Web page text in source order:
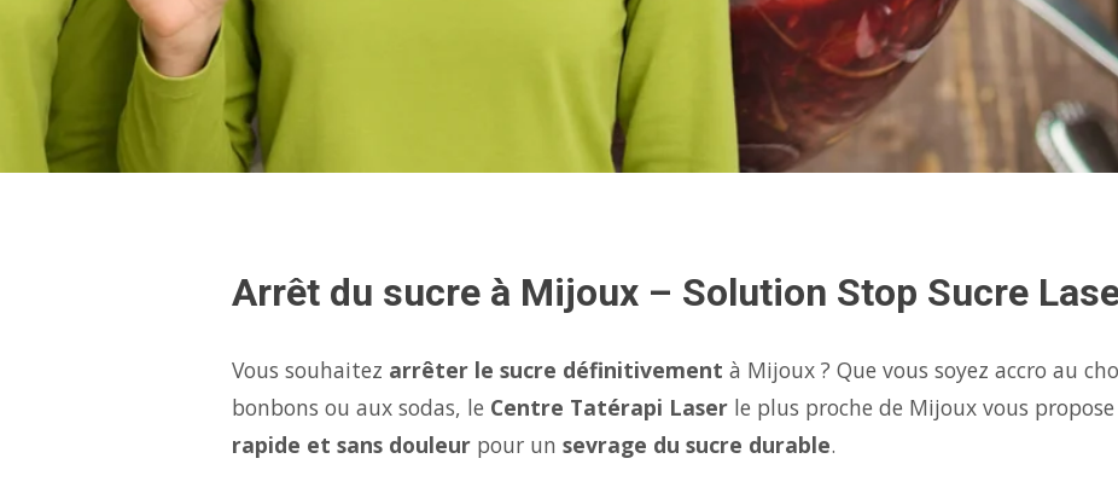
Arrêt du sucre à Mijoux – Solution Stop Sucre
Vous souhaitez arrêter le sucre définitivement à Mijoux ? Que vous soyez accro au
bonbons ou aux sodas, le Centre Tatérapi Laser le plus proche de Mijoux vous
rapide et sans douleur pour un sevrage du sucre durable.